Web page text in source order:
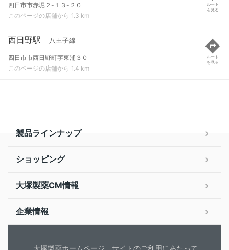
四日市市赤堀２-１３-２０
このページの店舗から 1.3 km
ルート
を見る
西日野駅 八王子線
四日市市西日野町字東浦３０
このページの店舗から 1.4 km
ルート
を見る
製品ラインナップ
ショッピング
大塚製薬CM情報
企業情報